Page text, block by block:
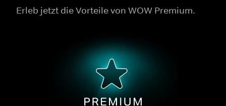
Erleb jetzt die Vorteile von WOW Premium.